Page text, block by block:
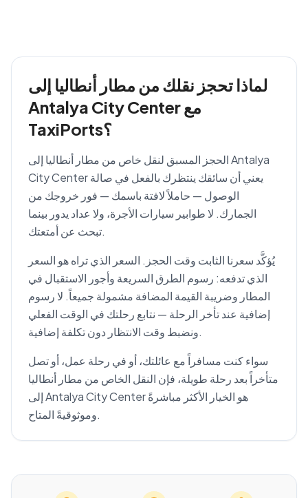
لماذا تحجز نقلك من مطار أنطاليا إلى
Antalya City Center مع
TaxiPorts؟
الحجز المسبق لنقل خاص من مطار أنطاليا إلى Antalya
City Center يعني أن سائقك ينتظرك بالفعل في صالة
الوصول — حاملاً لافتة باسمك — فور خروجك من
الجمارك. لا طوابير سيارات الأجرة، ولا عداد يدور بينما
تبحث عن أمتعتك.
يُؤكَّد سعرنا الثابت وقت الحجز. السعر الذي تراه هو السعر
الذي تدفعه: رسوم الطرق السريعة وأجور الاستقبال في
المطار وضريبة القيمة المضافة مشمولة جميعاً. لا رسوم
إضافية عند تأخر الرحلة — نتابع رحلتك في الوقت الفعلي
ونضبط وقت الانتظار دون تكلفة إضافية.
سواء كنت مسافراً مع عائلتك، أو في رحلة عمل، أو تصل
متأخراً بعد رحلة طويلة، فإن النقل الخاص من مطار أنطاليا
إلى Antalya City Center هو الخيار الأكثر مباشرةً
وموثوقيةً المتاح.